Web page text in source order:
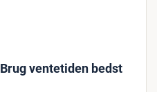
ventetiden bedst